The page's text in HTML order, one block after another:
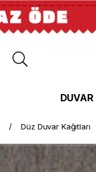
DUVAR
Düz Duvar Kağıtları